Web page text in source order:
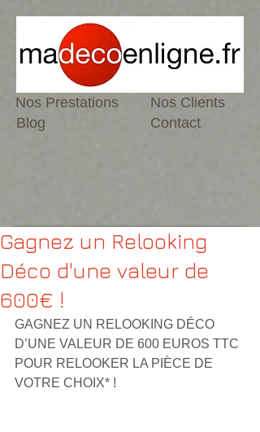
Blog
Nos Prestations
Contact
Nos Clients
Gagnez un Relooking
Déco d'une valeur de
600€ !
GAGNEZ UN RELOOKING DÉCO
D’UNE VALEUR DE 600 EUROS TTC
POUR RELOOKER LA PIÈCE DE
VOTRE CHOIX* !